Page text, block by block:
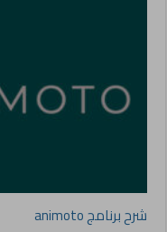
شرح برنامج animoto